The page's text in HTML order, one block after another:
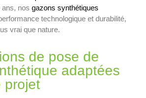
ans, nos gazons synthétiques
technologique et durabilité,
vrai que nature.
de pose de
adaptées
projet